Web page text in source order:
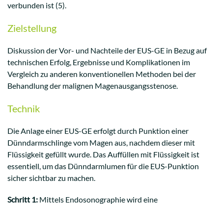
verbunden ist (5).
Zielstellung
Diskussion der Vor- und Nachteile der EUS-GE in Bezug auf
technischen Erfolg, Ergebnisse und Komplikationen im
Vergleich zu anderen konventionellen Methoden bei der
Behandlung der malignen Magenausgangsstenose.
Technik
Die Anlage einer EUS-GE erfolgt durch Punktion einer
Dünndarmschlinge vom Magen aus, nachdem dieser mit
Flüssigkeit gefüllt wurde. Das Auffüllen mit Flüssigkeit ist
essentiell, um das Dünndarmlumen für die EUS-Punktion
sicher sichtbar zu machen.
Schritt 1: Mittels Endosonographie wird eine